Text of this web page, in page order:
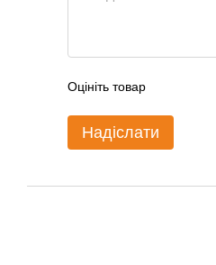
Оцініть товар
Надіслати